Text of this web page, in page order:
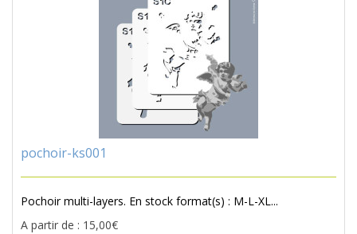
pochoir-ks001
Pochoir multi-layers. En stock format(s) : M-L-XL...
A partir de : 15,00€